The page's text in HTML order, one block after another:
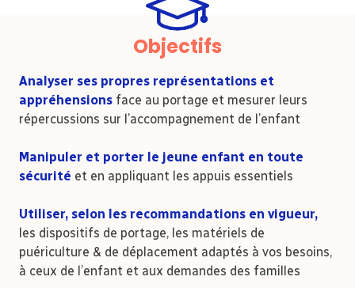
Objectifs
Analyser ses propres représentations et
appréhensions face au portage et mesurer leurs
répercussions sur l’accompagnement de l’enfant
Manipuler et porter le jeune enfant en toute
sécurité et en appliquant les appuis essentiels
Utiliser, selon les recommandations en vigueur,
les dispositifs de portage, les matériels de
puériculture & de déplacement adaptés à vos besoins,
à ceux de l’enfant et aux demandes des familles